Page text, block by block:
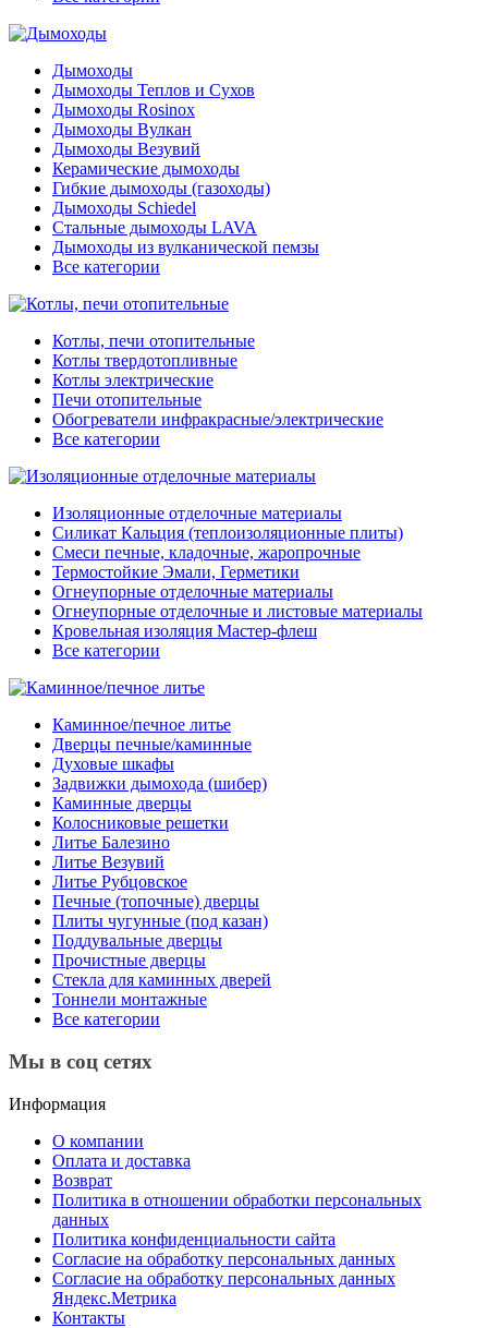
Дымоходы
Дымоходы Теплов и Сухов
Дымоходы Rosinox
Дымоходы Вулкан
Дымоходы Везувий
Керамические дымоходы
Гибкие дымоходы (газоходы)
Дымоходы Schiedel
Стальные дымоходы LAVA
Дымоходы из вулканической пемзы
Все категории
Котлы, печи отопительные
Котлы твердотопливные
Котлы электрические
Печи отопительные
Обогреватели инфракрасные/электрические
Все категории
Изоляционные отделочные материалы
Силикат Кальция (теплоизоляционные плиты)
Смеси печные, кладочные, жаропрочные
Термостойкие Эмали, Герметики
Огнеупорные отделочные материалы
Огнеупорные отделочные и листовые материалы
Кровельная изоляция Мастер-флеш
Все категории
Каминное/печное литье
Дверцы печные/каминные
Духовые шкафы
Задвижки дымохода (шибер)
Каминные дверцы
Колосниковые решетки
Литье Балезино
Литье Везувий
Литье Рубцовское
Печные (топочные) дверцы
Плиты чугунные (под казан)
Поддувальные дверцы
Прочистные дверцы
Стекла для каминных дверей
Тоннели монтажные
Все категории
Мы в соц сетях
Информация
О компании
Оплата и доставка
Возврат
Политика в отношении обработки персональных
данных
Политика конфиденциальности сайта
Согласие на обработку персональных данных
Согласие на обработку персональных данных
Яндекс.Метрика
Контакты